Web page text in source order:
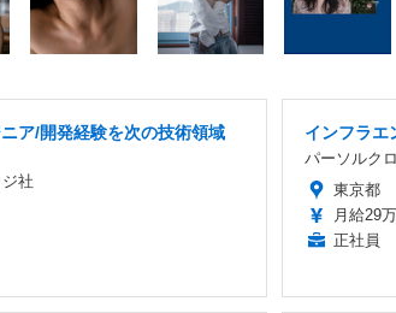
ア/開発経験を次の技術領域
社
インフラエ
パーソルク
東京都
月給29
正社員